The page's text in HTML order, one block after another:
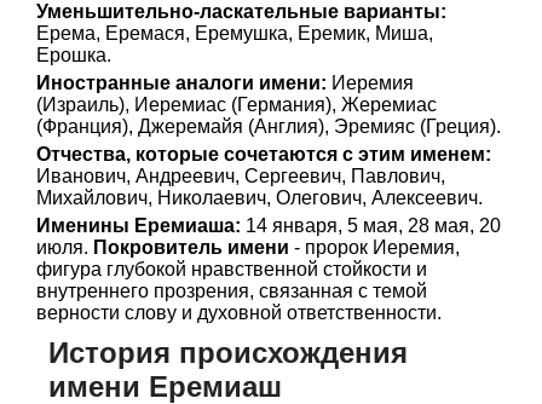
Уменьшительно-ласкательные варианты:
Ерема, Еремася, Еремушка, Еремик, Миша,
Ерошка.
Иностранные аналоги имени: Иеремия
(Израиль), Иеремиас (Германия), Жеремиас
(Франция), Джеремайя (Англия), Эремияс (Греция).
Отчества, которые сочетаются с этим именем:
Иванович, Андреевич, Сергеевич, Павлович,
Михайлович, Николаевич, Олегович, Алексеевич.
Именины Еремиаша: 14 января, 5 мая, 28 мая, 20
июля. Покровитель имени - пророк Иеремия,
фигура глубокой нравственной стойкости и
внутреннего прозрения, связанная с темой
верности слову и духовной ответственности.
История происхождения
имени Еремиаш